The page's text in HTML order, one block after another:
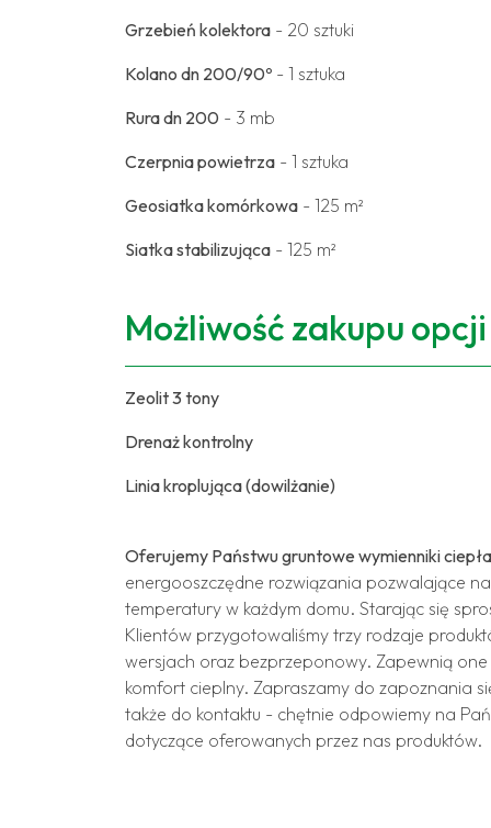
Grzebień kolektora - 20 sztuki
Kolano dn 200/90º - 1 sztuka
Rura dn 200 - 3 mb
Czerpnia powietrza - 1 sztuka
Geosiatka komórkowa - 125 m²
Siatka stabilizująca - 125 m²
Możliwość zakupu
Zeolit 3 tony
Drenaż kontrolny
Linia kroplująca (dowilżanie)
Oferujemy Państwu gruntowe wymienniki ciepła
energooszczędne rozwiązania pozwalające
temperatury w każdym domu. Starając się
Klientów przygotowaliśmy trzy rodzaje
wersjach oraz bezprzeponowy. Zapewnią
komfort cieplny. Zapraszamy do zapoznania
także do kontaktu - chętnie odpowiemy na
dotyczące oferowanych przez nas produktów.